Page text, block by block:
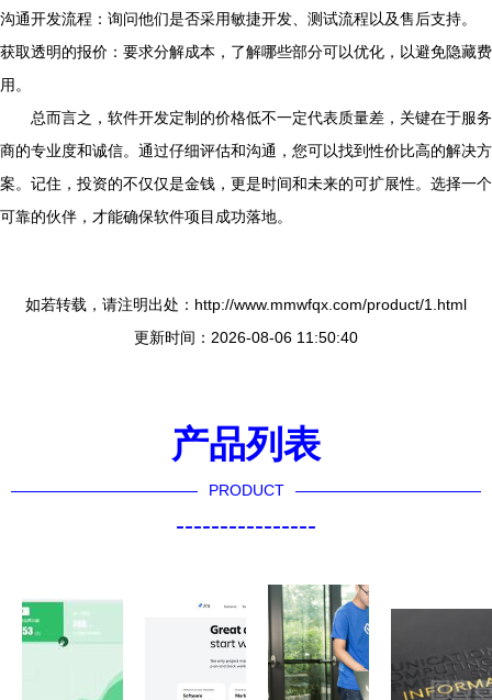
沟通开发流程：询问他们是否采用敏捷开发、测试流程以及售后支持。
获取透明的报价：要求分解成本，了解哪些部分可以优化，以避免隐藏费
用。
总而言之，软件开发定制的价格低不一定代表质量差，关键在于服务
商的专业度和诚信。通过仔细评估和沟通，您可以找到性价比高的解决方
案。记住，投资的不仅仅是金钱，更是时间和未来的可扩展性。选择一个
可靠的伙伴，才能确保软件项目成功落地。
如若转载，请注明出处：http://www.mmwfqx.com/product/1.html
更新时间：2026-08-06 11:50:40
产品列表
PRODUCT
----------------